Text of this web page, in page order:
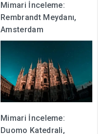
Mimari İnceleme:
Rembrandt Meydanı,
Amsterdam
Mimari İnceleme:
Duomo Katedrali,